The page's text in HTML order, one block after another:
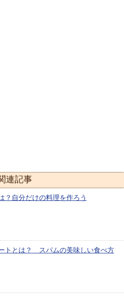
連記事
？自分だけの料理を作ろう
トとは？ スパムの美味しい食べ方